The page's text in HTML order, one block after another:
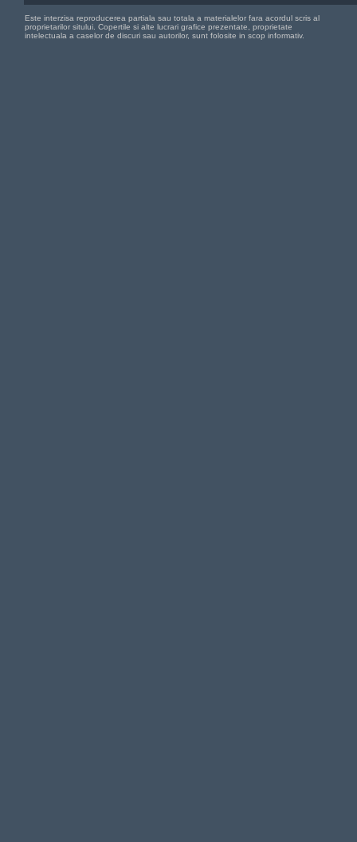
Este interzisa reproducerea partiala sau totala a materialelor fara acordul scris al
proprietarilor sitului. Copertile si alte lucrari grafice prezentate, proprietate
intelectuala a caselor de discuri sau autorilor, sunt folosite in scop informativ.